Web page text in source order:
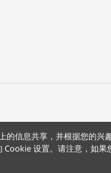
信息共享，并根据您的兴
Cookie 设置。请注意，如
沪公网安备